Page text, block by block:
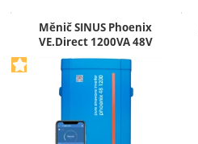
Měnič SINUS Phoenix
VE.Direct 1200VA 48V